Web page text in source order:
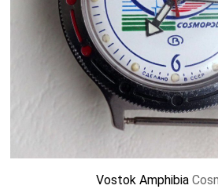
Vostok Amphibia